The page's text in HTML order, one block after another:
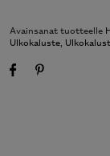
Avainsanat tuotteelle
Ulkokaluste,